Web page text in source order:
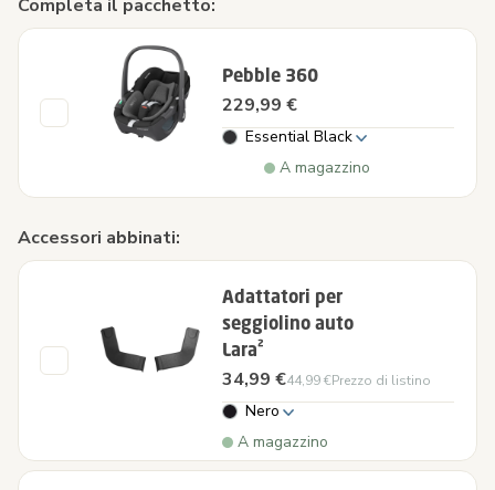
Completa il pacchetto:
Pebble 360
229,99 €
Essential Black
A magazzino
Accessori abbinati:
Adattatori per
seggiolino auto
Lara²
34,99 €44,99 €Prezzo di listino
Nero
A magazzino